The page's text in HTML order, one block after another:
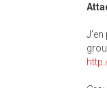
J'en